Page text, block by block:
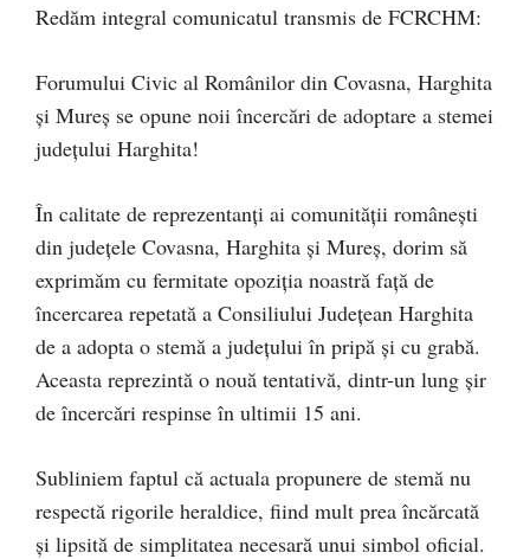
Redăm integral comunicatul transmis de FCRCHM:
Forumului Civic al Românilor din Covasna, Harghita
și Mureș se opune noii încercări de adoptare a stemei
județului Harghita!
În calitate de reprezentanți ai comunității românești
din județele Covasna, Harghita și Mureș, dorim să
exprimăm cu fermitate opoziția noastră față de
încercarea repetată a Consiliului Județean Harghita
de a adopta o stemă a județului în pripă și cu grabă.
Aceasta reprezintă o nouă tentativă, dintr-un lung șir
de încercări respinse în ultimii 15 ani.
Subliniem faptul că actuala propunere de stemă nu
respectă rigorile heraldice, fiind mult prea încărcată
și lipsită de simplitatea necesară unui simbol oficial.